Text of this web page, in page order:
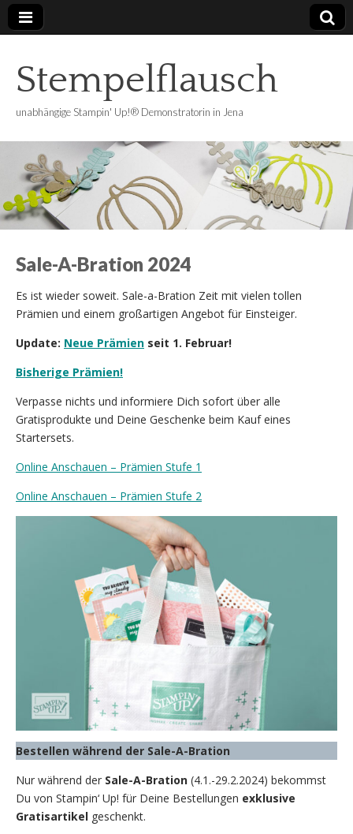
Stempelflausch
unabhängige Stampin' Up!® Demonstratorin in Jena
Sale-A-Bration 2024
Es ist wieder soweit. Sale-a-Bration Zeit mit vielen tollen
Prämien und einem großartigen Angebot für Einsteiger.
Update: Neue Prämien seit 1. Februar!
Bisherige Prämien!
Verpasse nichts und informiere Dich sofort über alle
Gratisprodukte und Deine Geschenke beim Kauf eines
Startersets.
Online Anschauen – Prämien Stufe 1
Online Anschauen – Prämien Stufe 2
Bestellen während der Sale-A-Bration
Nur während der Sale-A-Bration (4.1.-29.2.2024) bekommst
Du von Stampin‘ Up! für Deine Bestellungen exklusive
Gratisartikel geschenkt.